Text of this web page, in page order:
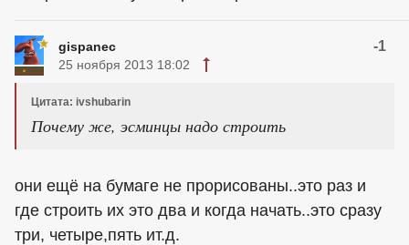
gispanec -1
25 ноября 2013 18:02
Цитата: ivshubarin
Почему же, эсминцы надо строить
они ещё на бумаге не прорисованы..это раз и
где строить их это два и когда начать..это сразу
три, четыре,пять ит.д.